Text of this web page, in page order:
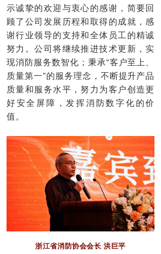
示诚挚的欢迎与衷心的感谢，简要回
顾了公司发展历程和取得的成就，感
谢行业领导的支持和全体员工的精诚
努力。公司将继续推进技术更新，实
现消防服务数智化；秉承“客户至上、
质量第一”的服务理念，不断提升产品
质量和服务水平，努力为客户创造更
好安全屏障，发挥消防数字化的价
值。
浙江省消防协会会长 洪巨平